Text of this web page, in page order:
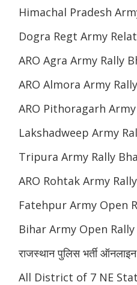
Himachal Pradesh
Dogra Regt Army
ARO Agra Army Rally
ARO Almora Army
ARO Pithoragarh
Lakshadweep Army
Tripura Army Rally
ARO Rohtak Army
Fatehpur Army Open
Bihar Army Open Rally
राजस्थान पुलिस भर्ती
All District of 7 NE